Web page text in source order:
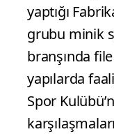
yaptığı
grubu minik
branşında
yapılarda
Spor